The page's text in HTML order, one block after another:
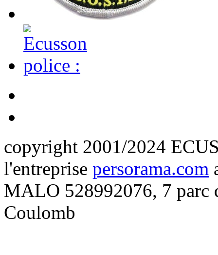
copyright 2001/2024
l'entreprise persorama.com
MALO 528992076, 7 parc
Coulomb